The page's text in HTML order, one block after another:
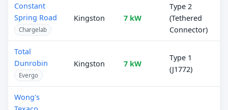
Constant
Spring Road
Chargelab
Kingston 7 kW
Type 2
(Tethered
Connector)
Total
Dunrobin
Evergo
Kingston 7 kW
Type 1
(J1772)
Wong's